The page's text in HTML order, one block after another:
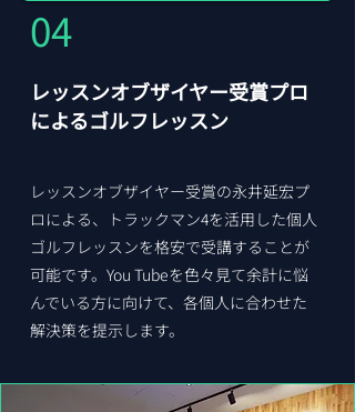
​04
レッスンオブザイヤー受賞プロ
​によるゴルフレッスン
レッスンオブザイヤー受賞の永井延宏プ
ロによる、トラックマン4を活用した個人
ゴルフレッスンを格安で受講することが
可能です。You Tubeを色々見て余計に悩
んでいる方に向けて、各個人に合わせた
解決策を提示します。